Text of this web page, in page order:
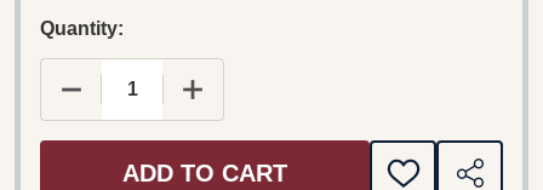
Quantity:
DECREASE QUANTITY OF JESUS OUR ONLY
INCREASE QUANTITY OF JESUS
ADD TO CART
ADD
SHARE